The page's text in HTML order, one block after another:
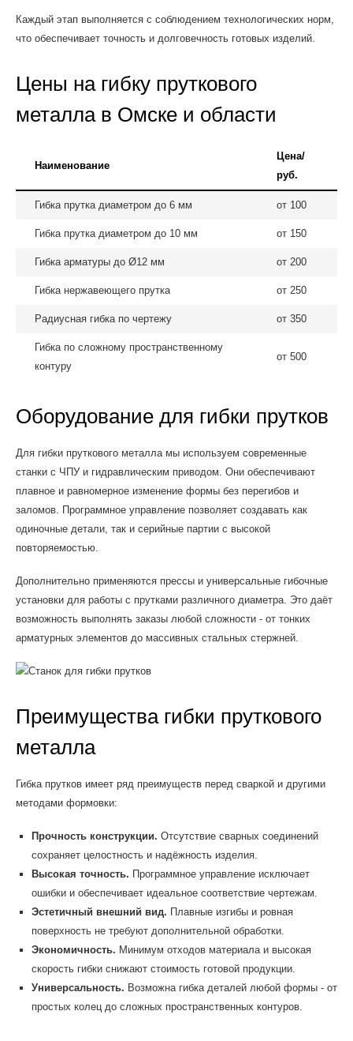
Каждый этап выполняется с соблюдением технологических норм,
что обеспечивает точность и долговечность готовых изделий.
Цены на гибку пруткового
металла в Омске и области
Наименование
Цена/
руб.
Гибка прутка диаметром до 6 мм от 100
Гибка прутка диаметром до 10 мм от 150
Гибка арматуры до Ø12 мм от 200
Гибка нержавеющего прутка от 250
Радиусная гибка по чертежу от 350
Гибка по сложному пространственному
контуру
от 500
Оборудование для гибки прутков
Для гибки пруткового металла мы используем современные
станки с ЧПУ и гидравлическим приводом. Они обеспечивают
плавное и равномерное изменение формы без перегибов и
заломов. Программное управление позволяет создавать как
одиночные детали, так и серийные партии с высокой
повторяемостью.
Дополнительно применяются прессы и универсальные гибочные
установки для работы с прутками различного диаметра. Это даёт
возможность выполнять заказы любой сложности - от тонких
арматурных элементов до массивных стальных стержней.
Преимущества гибки пруткового
металла
Гибка прутков имеет ряд преимуществ перед сваркой и другими
методами формовки:
Прочность конструкции. Отсутствие сварных соединений
сохраняет целостность и надёжность изделия.
Высокая точность. Программное управление исключает
ошибки и обеспечивает идеальное соответствие чертежам.
Эстетичный внешний вид. Плавные изгибы и ровная
поверхность не требуют дополнительной обработки.
Экономичность. Минимум отходов материала и высокая
скорость гибки снижают стоимость готовой продукции.
Универсальность. Возможна гибка деталей любой формы - от
простых колец до сложных пространственных контуров.